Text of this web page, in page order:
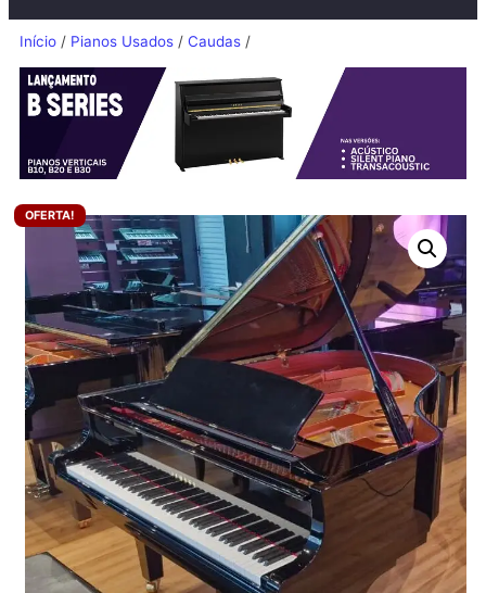
Início / Pianos Usados / Caudas /
OFERTA!